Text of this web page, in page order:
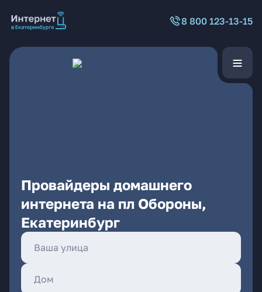
8 800 123-13-15
Провайдеры домашнего
интернета на пл Обороны,
Екатеринбург